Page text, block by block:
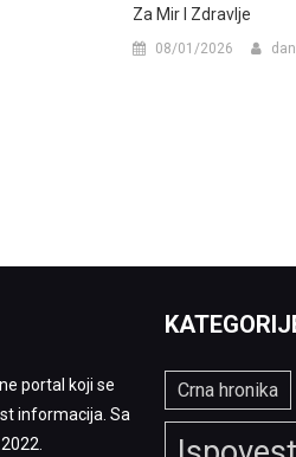
Za Mir I Zdravlje
08/01/2026 dan
portal koji se
informacija. Sa
Crna hronika